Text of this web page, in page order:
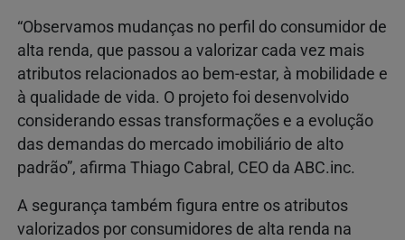
“Observamos mudanças no perfil do consumidor de
alta renda, que passou a valorizar cada vez mais
atributos relacionados ao bem-estar, à mobilidade e
à qualidade de vida. O projeto foi desenvolvido
considerando essas transformações e a evolução
das demandas do mercado imobiliário de alto
padrão”, afirma Thiago Cabral, CEO da ABC.inc.
A segurança também figura entre os atributos
valorizados por consumidores de alta renda na